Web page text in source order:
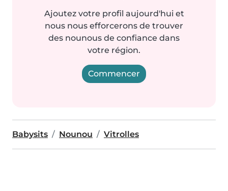
Ajoutez votre profil aujourd'hui et
nous nous efforcerons de trouver
des nounous de confiance dans
votre région.
Commencer
Babysits Nounou Vitrolles